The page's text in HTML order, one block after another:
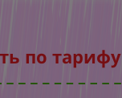
по тарифу